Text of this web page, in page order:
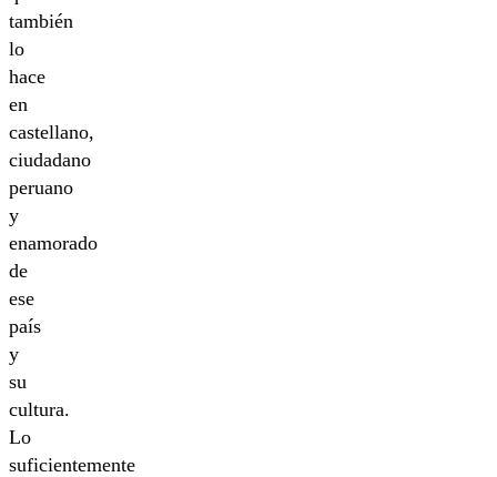
también
lo
hace
en
castellano,
ciudadano
peruano
y
enamorado
de
ese
país
y
su
cultura.
Lo
suficientemente